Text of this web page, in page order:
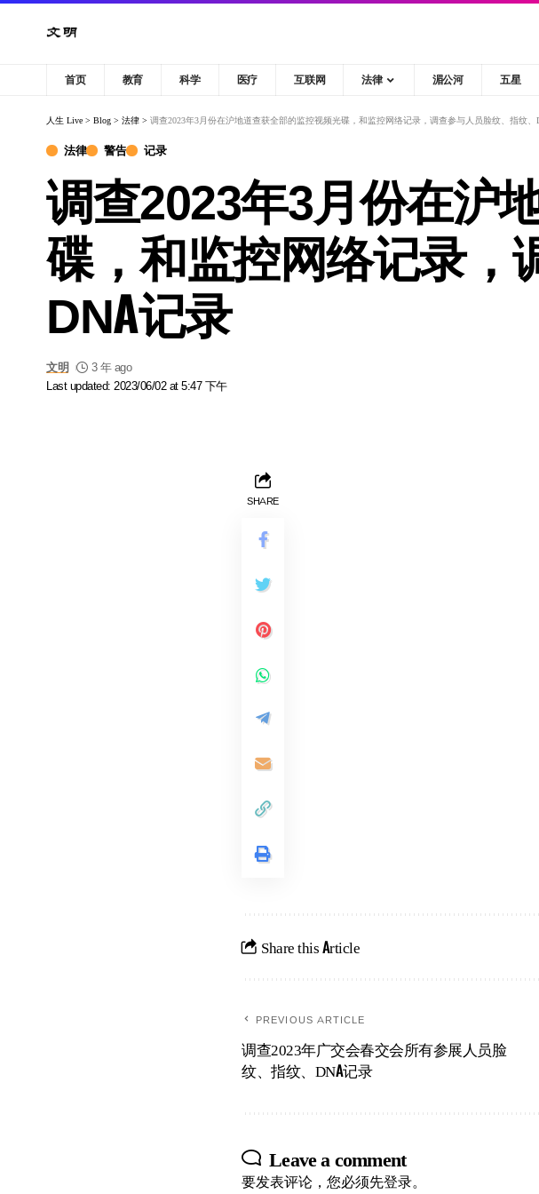
首页 教育 科学 医疗 互联网 法律 湄公河 五星
人生 Live > Blog > 法律 > 调查2023年3月份在沪地道查获全部的监控视频光碟，和监控网络记录，调查参与人员脸纹、指纹、
法律 警告 记录
调查2023年3月份在沪
碟，和监控网络记录，
DNA记录
Last updated: 2023/06/02 at 5:47 下午
文明 3 年 ago
SHARE
Share this Article
PREVIOUS ARTICLE
调查2023年广交会春交会所有参展人员脸
纹、指纹、DNA记录
Leave a comment
要发表评论，您必须先登录。